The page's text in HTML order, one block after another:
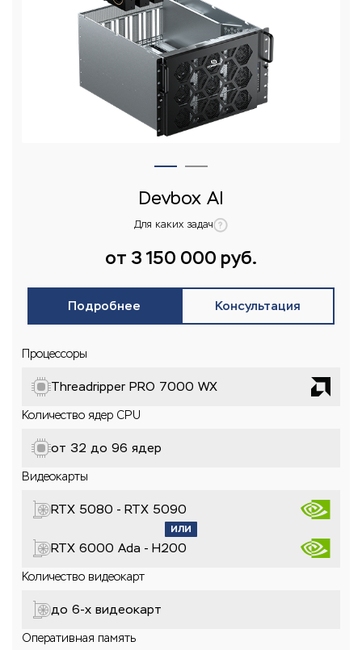
Devbox AI
Для каких задач
от 3 150 000 руб.
Подробнее Консультация
Процессоры
Threadripper PRO 7000 WX
Количество ядер CPU
от 32 до 96 ядер
Видеокарты
RTX 5080 - RTX 5090
RTX 6000 Ada - H200
Количество видеокарт
до 6-x видеокарт
Оперативная память